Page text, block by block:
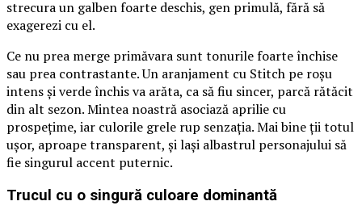
strecura un galben foarte deschis, gen primulă, fără să
exagerezi cu el.
Ce nu prea merge primăvara sunt tonurile foarte închise
sau prea contrastante. Un aranjament cu Stitch pe roșu
intens și verde închis va arăta, ca să fiu sincer, parcă rătăcit
din alt sezon. Mintea noastră asociază aprilie cu
prospețime, iar culorile grele rup senzația. Mai bine ții totul
ușor, aproape transparent, și lași albastrul personajului să
fie singurul accent puternic.
Trucul cu o singură culoare dominantă